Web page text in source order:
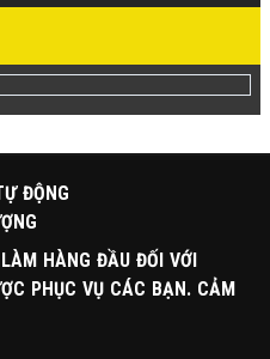
ĐỘNG
HÀNG ĐẦU ĐỐI VỚI
PHỤC VỤ CÁC BẠN. CẢM